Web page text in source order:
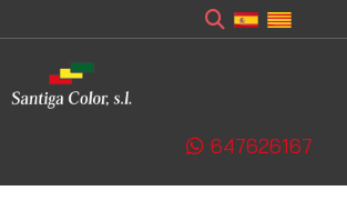
647626167